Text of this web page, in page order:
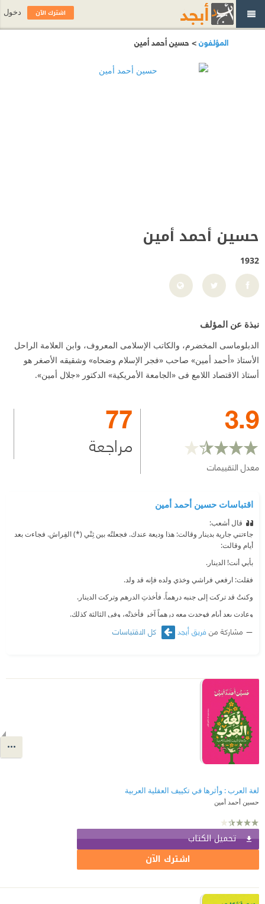
المؤلفون> حسين أحمد أمين
حسين أحمد أمين
1932
نبذة عن المؤلف
الدبلوماسى المخضرم، والكاتب الإسلامى المعروف، وابن العلامة الراحل
الأستاذ «أحمد أمين» صاحب «فجر الإسلام وضحاه» وشقيقه الأصغر هو
أستاذ الاقتصاد اللامع فى «الجامعة الأمريكية» الدكتور «جلال أمين».
3.9
معدل التقييمات
77
مراجعة
اقتباسات حسين أحمد أمين
قال أشعب:
جاءتني جارية بدينار وقالت: هذا وديعة عندك. فجعلتُه بين ثِنْي (*) الفِراش. فجاءت بعد
أيام وقالت:
بأبي أنت! الدينار.
فقلت: ارفعي فراشي وخذي ولده فإنه قد ولد.
وكنتُ قد تركت إلى جنبه درهماً. فأخذتِ الدرهم وتركت الدينار.
وعادت بعد أيام فوجدت معه درهماً آخر فأخذتْه، وفي الثالثة كذلك.
وجاءت في الرابعة، فلما رأيتُها بكيت، فقالت:
فقالت: وكيف يكون للدينار نفاس؟
قلت:
يا فاسقة! تُصدّقين بالولادة ولا تصدّقين بالنّفاس؟!
(من كتاب "نهاية الأرب" للنويري)
(*) في ثني الفراش: في طياته.
مشاركة من فريق أبجد كل الاقتباسات
لغة العرب : وأثرها في تكييف العقلية العربية
حسين أحمد أمين
تحميل الكتاب
اشترك الآن
اشترك الآن دخول